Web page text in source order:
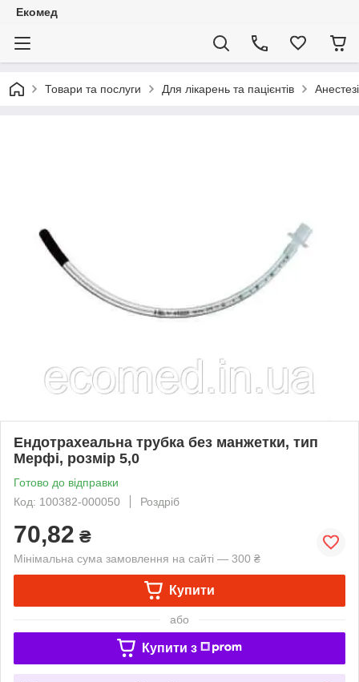
Екомед
Товари та послуги Для лікарень та пацієнтів
Ендотрахеальна трубка без манжетки, тип
Мерфі, розмір 5,0
Готово до відправки
Код: 100382-000050
Роздріб
70,82 ₴
Мінімальна сума замовлення на сайті — 300 ₴
Купити
або
Купити з